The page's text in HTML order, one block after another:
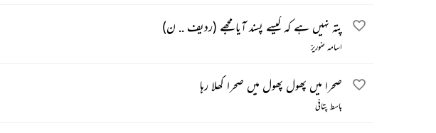
پتہ نہیں ہے کہ کیسے پسند آیا مجھے (ردیف .. ن)
اسامہ ضوریز
صحرا میں پھول پھول میں صحرا کھلا رہا
باسط پتافی